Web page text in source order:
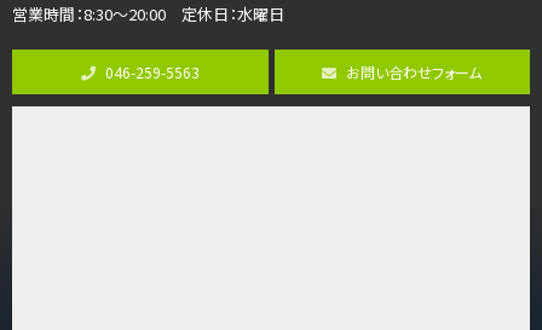
第8位
3,990万円
4ＬＤＫ
古淵駅
営業時間：8:30～20:00 定休日：水曜日
046-259-5563 お問い合わせフォーム